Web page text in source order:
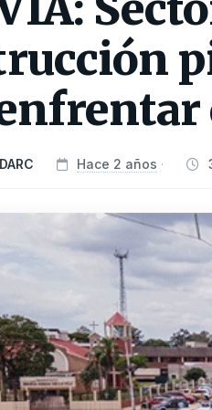
Hace 2 años ·